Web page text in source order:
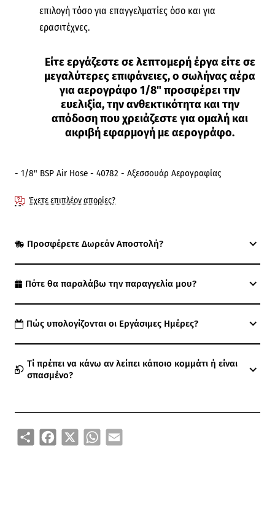
επιλογή τόσο για επαγγελματίες όσο και για
ερασιτέχνες.
Είτε εργάζεστε σε λεπτομερή έργα είτε σε
μεγαλύτερες επιφάνειες, ο σωλήνας αέρα
για αερογράφο 1/8" προσφέρει την
ευελιξία, την ανθεκτικότητα και την
απόδοση που χρειάζεστε για ομαλή και
ακριβή εφαρμογή με αερογράφο.
- 1/8" BSP Air Hose - 40782 - Αξεσσουάρ Αερογραφίας
Έχετε επιπλέον απορίες?
Προσφέρετε Δωρεάν Αποστολή?
Πότε θα παραλάβω την παραγγελία μου?
Πώς υπολογίζονται οι Εργάσιμες Ημέρες?
Τί πρέπει να κάνω αν λείπει κάποιο κομμάτι ή είναι
σπασμένο?
Share Facebook
X WhatsAppEmail